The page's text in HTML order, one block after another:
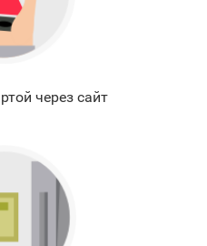
через сайт